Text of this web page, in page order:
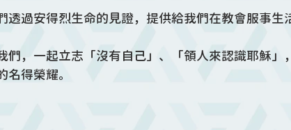
透過安得烈生命的見證，提供給我們在教會服事生
們，一起立志「沒有自己」、「領人來認識耶穌」
名得榮耀。